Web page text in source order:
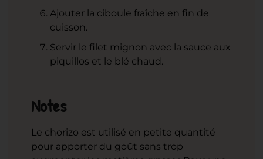
Ajouter la ciboule fraîche en fin de
cuisson.
Servir le filet mignon avec la sauce aux
piquillos et le blé chaud.
Notes
Le chorizo est utilisé en petite quantité
pour apporter du goût sans trop